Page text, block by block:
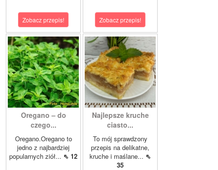
Zobacz przepis! Zobacz przepis!
Oregano – do
czego...
Oregano.Oregano to
jedno z najbardziej
popularnych ziół... ⇖ 12
Najlepsze kruche
ciasto...
To mój sprawdzony
przepis na delikatne,
kruche i maślane... ⇖
35